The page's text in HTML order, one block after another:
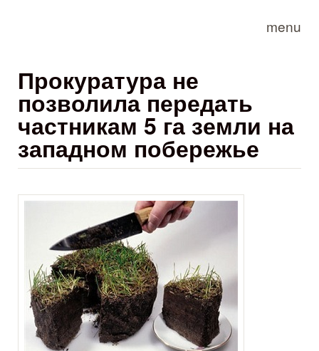
menu
Прокуратура не
позволила передать
частникам 5 га земли на
западном побережье